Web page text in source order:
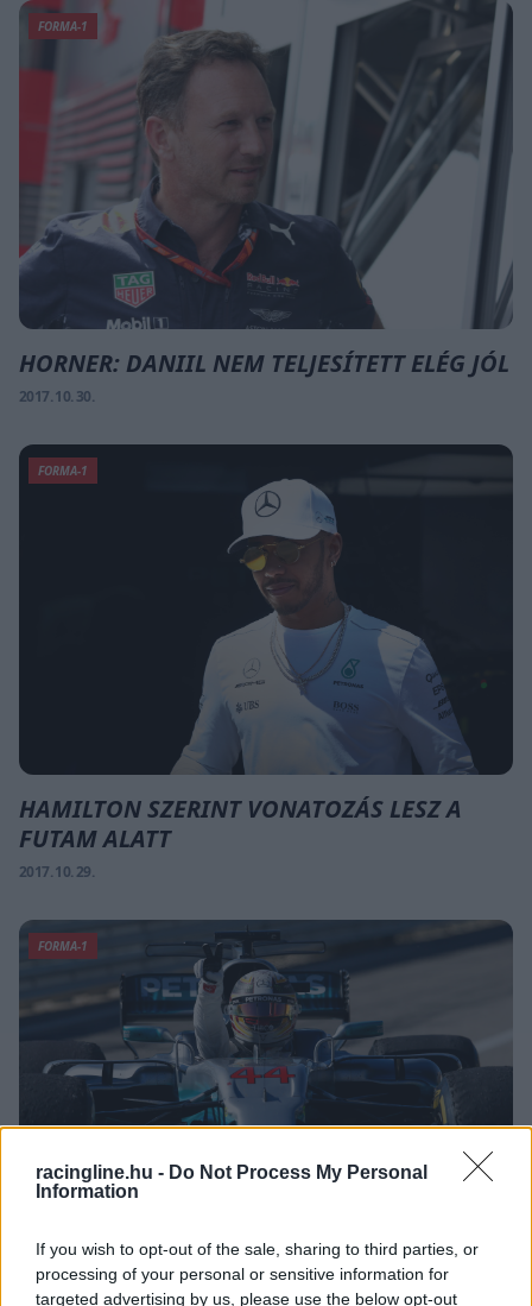
racingline.hu - Do Not Process My Personal
Information
If you wish to opt-out of the sale, sharing to third parties, or
processing of your personal or sensitive information for
targeted advertising by us, please use the below opt-out
FORMA-1
HORNER: DANIIL NEM TELJESÍTETT ELÉG JÓL
2017. 10. 30.
FORMA-1
HAMILTON SZERINT VONATOZÁS LESZ A
FUTAM ALATT
2017. 10. 29.
FORMA-1
HAMILTON GYŐZELEMMEL AKARJA
MEGSZEREZNI A CÍMET